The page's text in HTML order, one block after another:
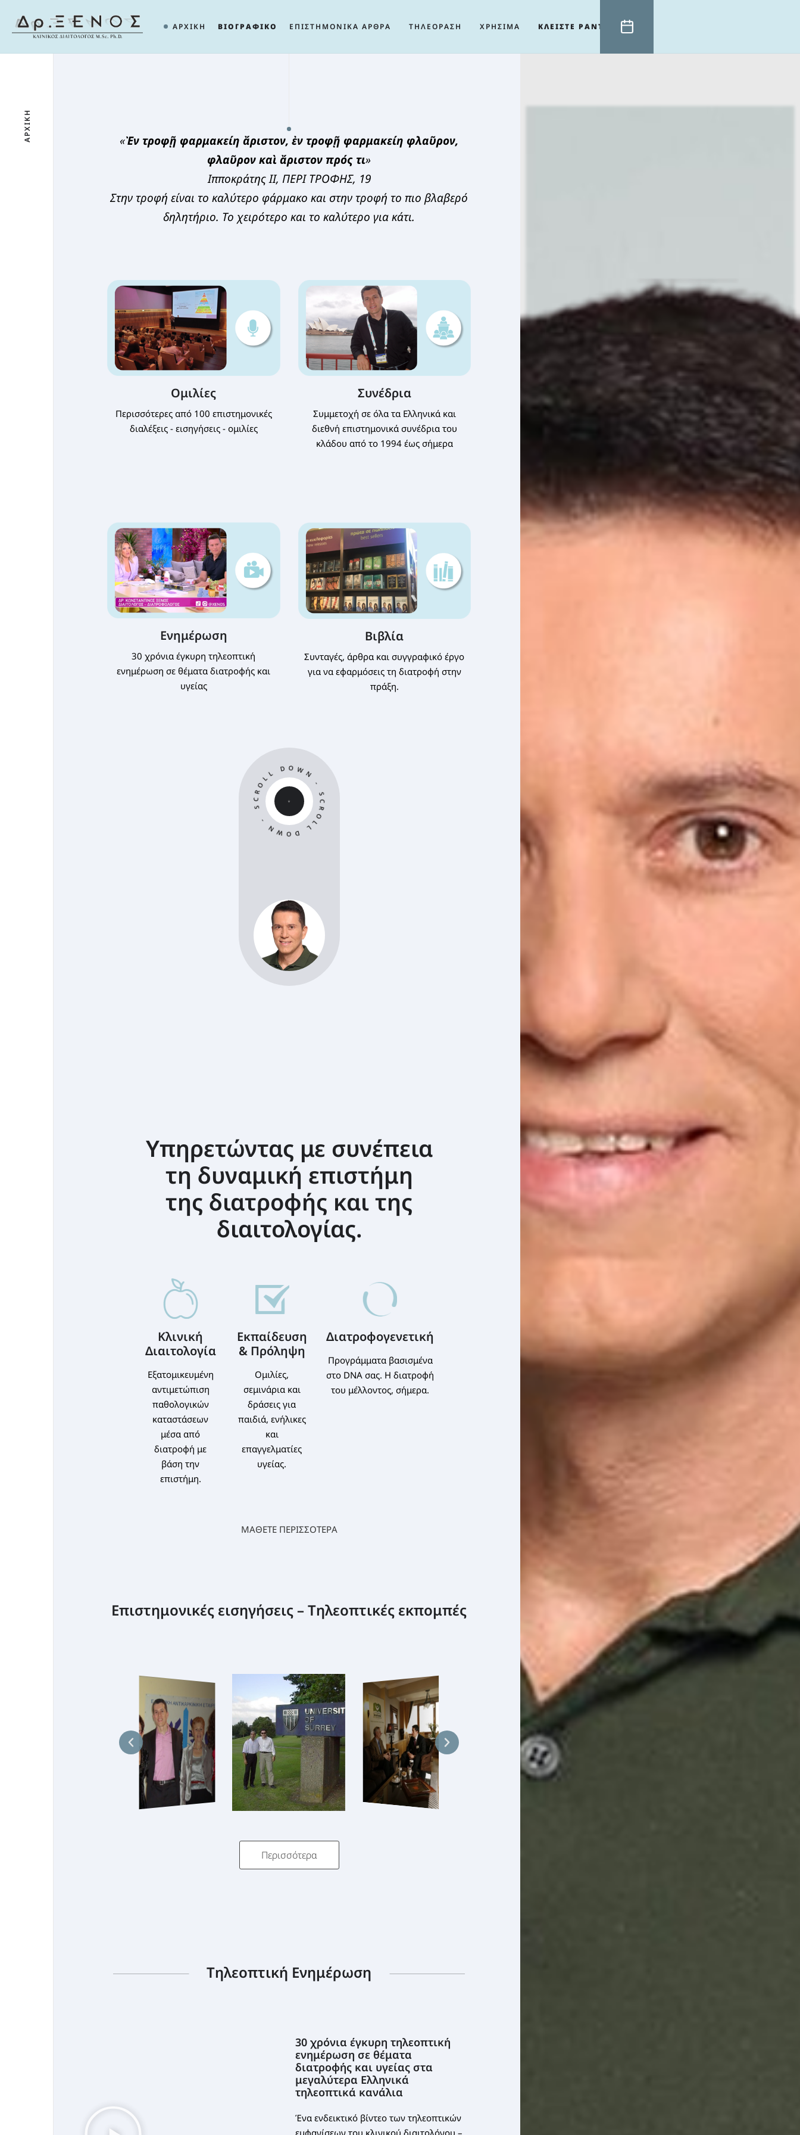
ΑΡΧΙΚΗ ΒΙΟΓΡΑΦΙΚΟ ΕΠΙΣΤΗΜΟΝΙΚΑ ΑΡΘΡΑ ΤΗΛΕΟΡΑΣΗ ΧΡΗΣΙΜΑ ΚΛΕΙΣΤΕ ΡΑΝΤΕΒΟΥ
ΑΡΧΙΚΗ «Ἐν τροφῇ φαρμακείη ἄριστον, ἐν τροφῇ φαρμακείη φλαῦρον,
φλαῦρον καὶ ἄριστον πρός τι»
Ιπποκράτης ΙΙ, ΠΕΡΙ ΤΡΟΦΗΣ, 19
Στην τροφή είναι το καλύτερο φάρμακο και στην τροφή το πιο βλαβερό
δηλητήριο. Το χειρότερο και το καλύτερο για κάτι.
Ομιλίες
Περισσότερες από 100 επιστημονικές
διαλέξεις - εισηγήσεις - ομιλίες
Συνέδρια
Συμμετοχή σε όλα τα Ελληνικά και
διεθνή επιστημονικά συνέδρια του
κλάδου από το 1994 έως σήμερα
SCROLL DOWN - SCROLL DOWN -
Ενημέρωση
30 χρόνια έγκυρη τηλεοπτική
ενημέρωση σε θέματα διατροφής και
υγείας
Βιβλία
Συνταγές, άρθρα και συγγραφικό έργο
για να εφαρμόσεις τη διατροφή στην
πράξη.
Υπηρετώντας με συνέπεια
τη δυναμική επιστήμη
της διατροφής και της
διαιτολογίας.
Κλινική
Διαιτολογία
Εξατομικευμένη
αντιμετώπιση
παθολογικών
καταστάσεων
μέσα από
διατροφή με
βάση την
επιστήμη.
Εκπαίδευση
& Πρόληψη
Ομιλίες,
σεμινάρια και
δράσεις για
παιδιά, ενήλικες
και
επαγγελματίες
υγείας.
Διατροφογενετική
Προγράμματα βασισμένα
στο DNA σας. Η διατροφή
του μέλλοντος, σήμερα.
ΜΑΘΕΤΕ ΠΕΡΙΣΣΟΤΕΡΑ
Επιστημονικές εισηγήσεις – Τηλεοπτικές εκπομπές
Περισσότερα
Τηλεοπτική Ενημέρωση
30 χρόνια έγκυρη τηλεοπτική
ενημέρωση σε θέματα
διατροφής και υγείας στα
μεγαλύτερα Ελληνικά
τηλεοπτικά κανάλια
Ένα ενδεικτικό βίντεο των τηλεοπτικών